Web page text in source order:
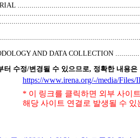
AND DATA COLLECTION
수정/변경될 수 있으므로, 정확한 내용
https://www.irena.org/-/media/
* 이 링크를 클릭하면 외부 사이
해당 사이트 연결로 발생될 수